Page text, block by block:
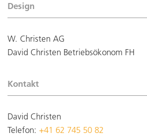
Design
W. Christen AG
David Christen Betriebsökonom FH
Kontakt
David Christen
Telefon: +41 62 745 50 82